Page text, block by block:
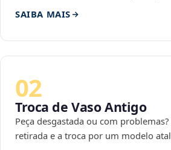
SAIBA MAIS
02
Troca de Vaso Antigo
Peça desgastada ou com
retirada e a troca por um modelo